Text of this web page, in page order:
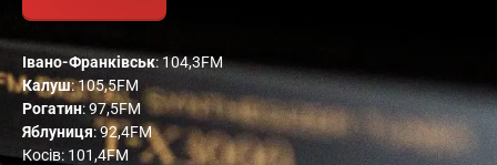
Івано-Франківськ: 104,3FM
Калуш: 105,5FM
Рогатин: 97,5FM
Яблуниця: 92,4FM
Косів: 101,4FM